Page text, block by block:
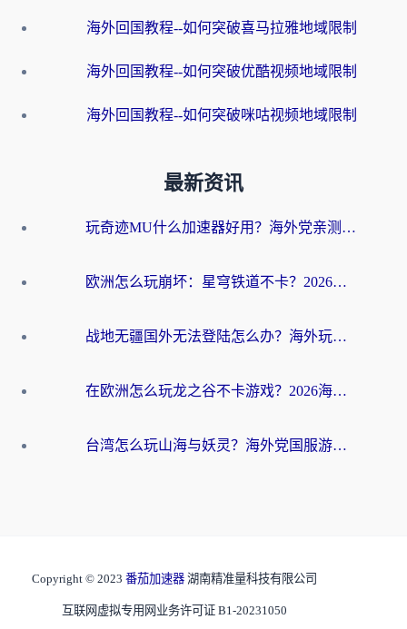
海外回国教程--如何突破喜马拉雅地域限制
海外回国教程--如何突破优酷视频地域限制
海外回国教程--如何突破咪咕视频地域限制
最新资讯
玩奇迹MU什么加速器好用？海外党亲测：这款加速器让你告别延迟卡顿！
欧洲怎么玩崩坏：星穹铁道不卡？2026海外玩家国服游戏加速器终极攻略
战地无疆国外无法登陆怎么办？海外玩家国服畅玩终极指南（附欧服魔兽EVE加速方案）
在欧洲怎么玩龙之谷不卡游戏？2026海外党国服游戏加速全攻略
台湾怎么玩山海与妖灵？海外党国服游戏加速全攻略，告别延迟卡顿
Copyright © 2023 番茄加速器 湖南精准量科技有限公司
互联网虚拟专用网业务许可证 B1-20231050